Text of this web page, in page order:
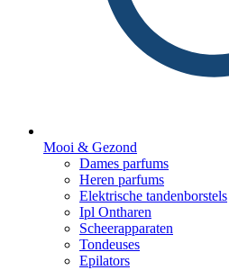
Mooi & Gezond
Dames parfums
Heren parfums
Elektrische tandenborstels
Ipl Ontharen
Scheerapparaten
Tondeuses
Epilators